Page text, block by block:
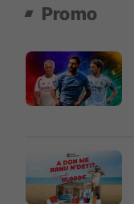
Promo